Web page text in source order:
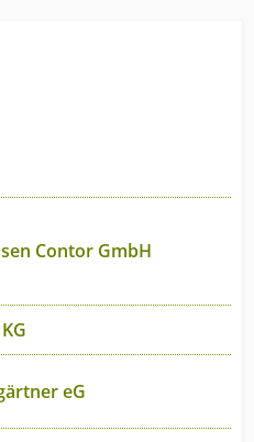
Contor GmbH
eG